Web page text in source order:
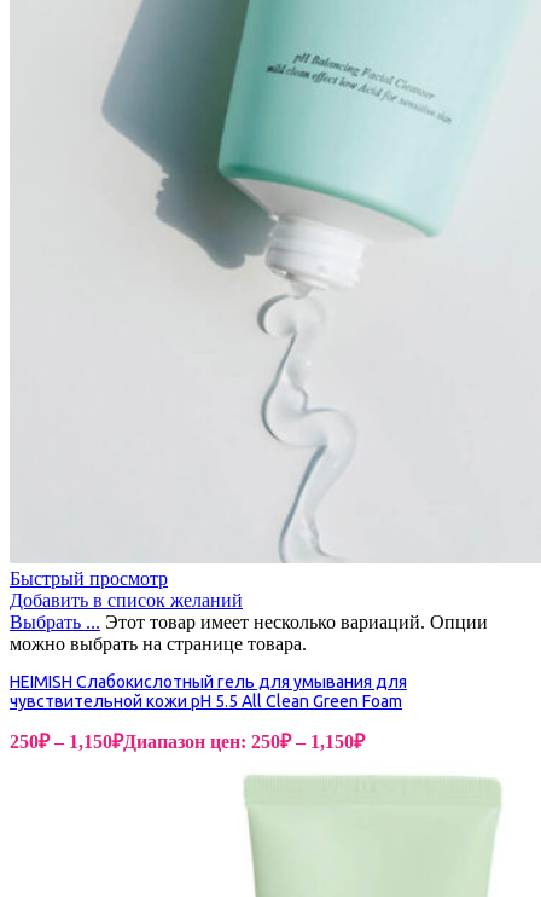
Быстрый просмотр
Добавить в список желаний
Выбрать ... Этот товар имеет несколько вариаций. Опции
можно выбрать на странице товара.
HEIMISH Слабокислотный гель для умывания для
чувствительной кожи pH 5.5 All Clean Green Foam
250₽ – 1,150₽Диапазон цен: 250₽ – 1,150₽